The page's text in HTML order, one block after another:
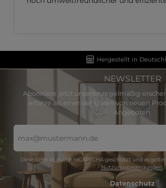
Hergestellt in
NEWSLETTER
Abonniere jetzt unseren regelmäßig
erfahre als einer der Ersten von neuen
Angeboten.
Mail-
Adresse
Diese Seite ist durch reCAPTCHA geschützt und es
Nutzungsbedingungen
Datenschutz